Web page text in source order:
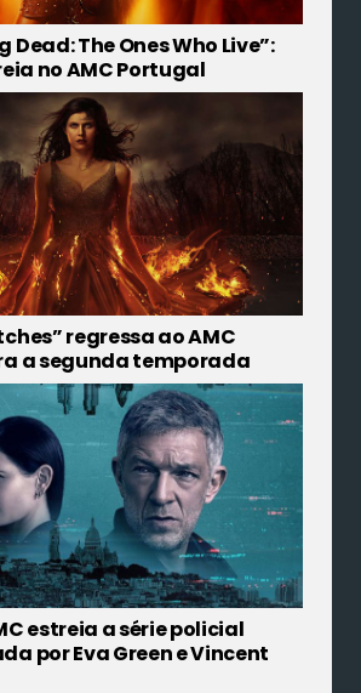
Dead: The Ones Who Live”:
no AMC Portugal
regressa ao AMC
a segunda temporada
estreia a série policial
por Eva Green e Vincent